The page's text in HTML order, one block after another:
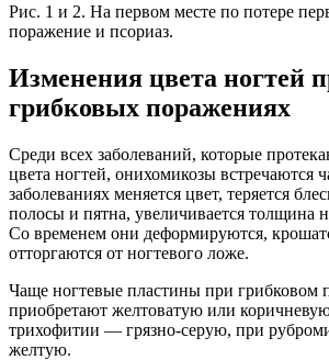
Рис. 1 и 2. На первом месте по потере
поражение и псориаз.
Изменения цвета ногтей
грибковых поражениях
Среди всех заболеваний, которые
цвета ногтей, онихомикозы встречаются
заболеваниях меняется цвет, теряется
полосы и пятна, увеличивается толщина
Со временем они деформируются,
отторгаются от ногтевого ложе.
Чаще ногтевые пластины при грибковом
приобретают желтоватую или
трихофитии — грязно-серую, при
желтую.